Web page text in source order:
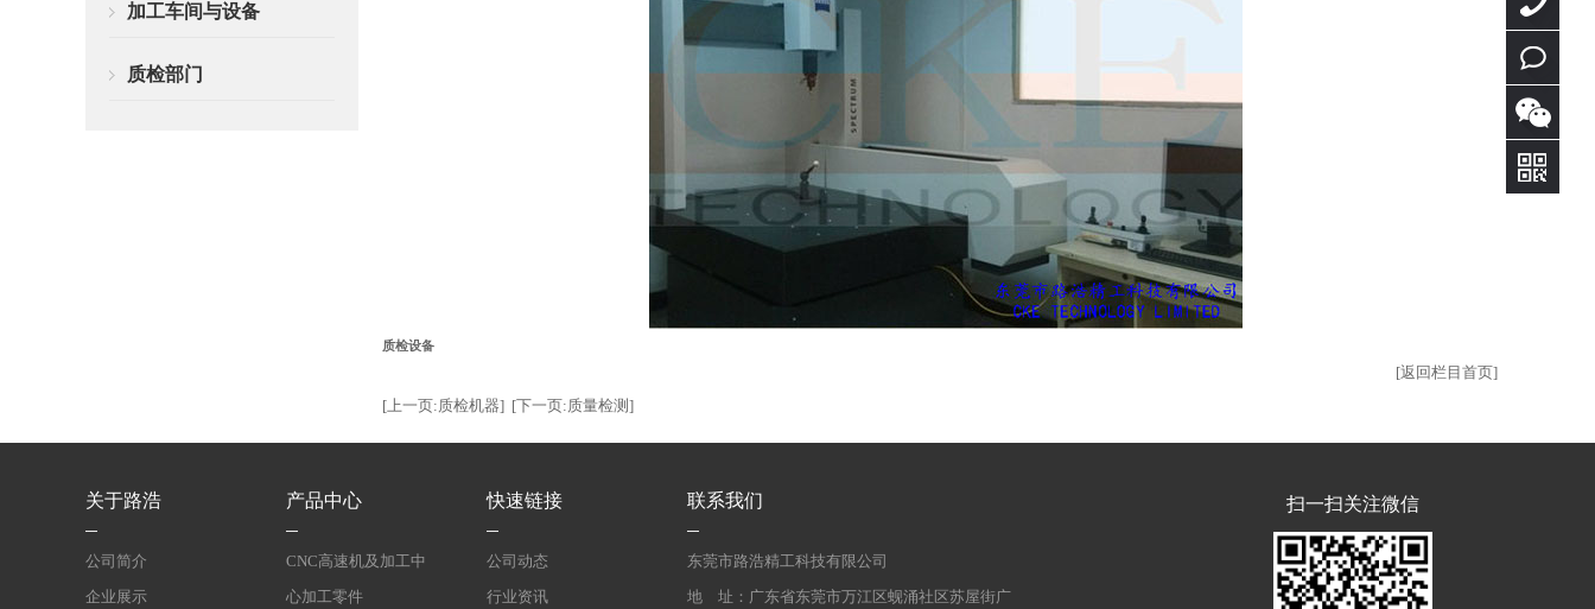
加工车间与设备
质检部门
质检设备
[返回栏目首页]
[上一页:质检机器] [下一页:质量检测]
关于路浩
公司简介
企业展示
产品中心
CNC高速机及加工中
心加工零件
快速链接
公司动态
行业资讯
联系我们
东莞市路浩精工科技有限公司
地 址：广东省东莞市万江区蚬涌社区苏屋街广
扫一扫关注微信
0769-
39022898
立即
咨询